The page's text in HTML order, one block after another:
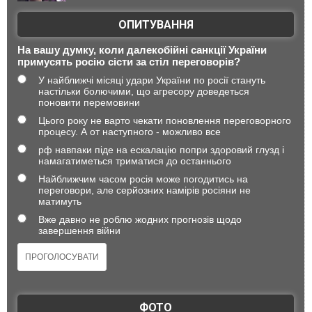
ОПИТУВАННЯ
На вашу думку, коли далекобійні санкції України
примусять росію сісти за стіл переговорів?
У найближчі місяці удари України по росії стануть
настільки болючими, що агресору доведеться
поновити перемовини
Цього року не варто чекати поновлення переговорного
процесу. А от наступного - можливо все
рф навпаки піде на ескалацію попри здоровий глузд і
намагатиметься триматися до останнього
Найближчим часом росія може погодитись на
переговори, але серйозних намірів росіяни не
матимуть
Вже давно не роблю жодних прогнозів щодо
завершення війни
ФОТО